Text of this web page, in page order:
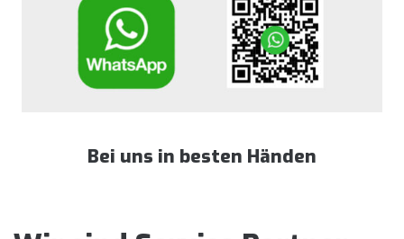
Bei uns in besten Händen